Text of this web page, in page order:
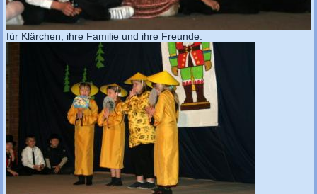
für Klärchen, ihre Familie und ihre Freunde.